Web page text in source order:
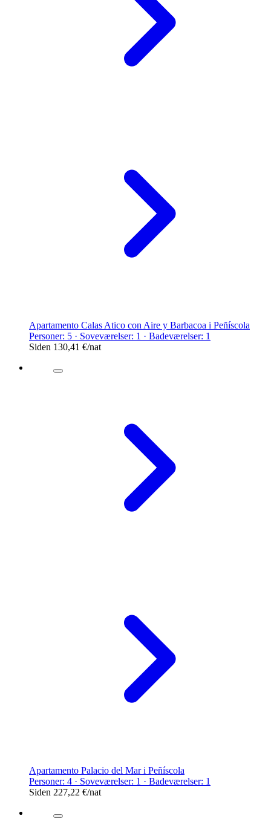
Apartamento Calas Atico con Aire y Barbacoa i Peñíscola
Personer: 5 · Soveværelser: 1 · Badeværelser: 1
Siden 130,41 €/nat
Apartamento Palacio del Mar i Peñíscola
Personer: 4 · Soveværelser: 1 · Badeværelser: 1
Siden 227,22 €/nat